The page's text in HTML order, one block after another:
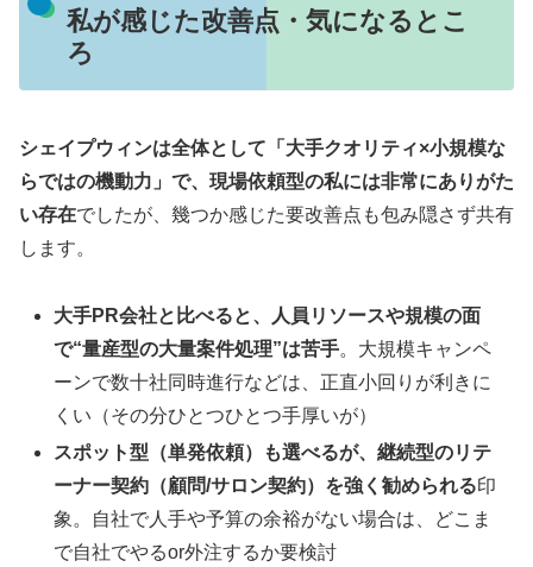
私が感じた改善点・気になるとこ
ろ
シェイプウィンは全体として「大手クオリティ×小規模な
らではの機動力」で、現場依頼型の私には非常にありがた
い存在でしたが、幾つか感じた要改善点も包み隠さず共有
します。
大手PR会社と比べると、人員リソースや規模の面
で“量産型の大量案件処理”は苦手。大規模キャンペ
ーンで数十社同時進行などは、正直小回りが利きに
くい（その分ひとつひとつ手厚いが）
スポット型（単発依頼）も選べるが、継続型のリテ
ーナー契約（顧問/サロン契約）を強く勧められる印
象。自社で人手や予算の余裕がない場合は、どこま
で自社でやるor外注するか要検討